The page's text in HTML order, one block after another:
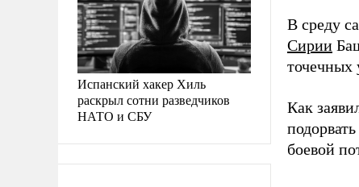
Испанский хакер Хиль
раскрыл сотни разведчиков
НАТО и СБУ
В среду
Сирии
точечных
Как
боевой